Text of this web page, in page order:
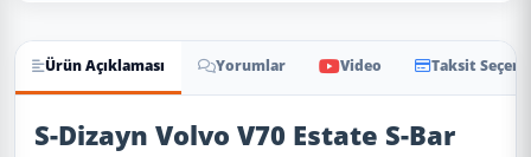
Ürün Açıklaması Yorumlar Video Taksit
Ürün Açıklaması
S-Dizayn Volvo V70 Estate S-Bar